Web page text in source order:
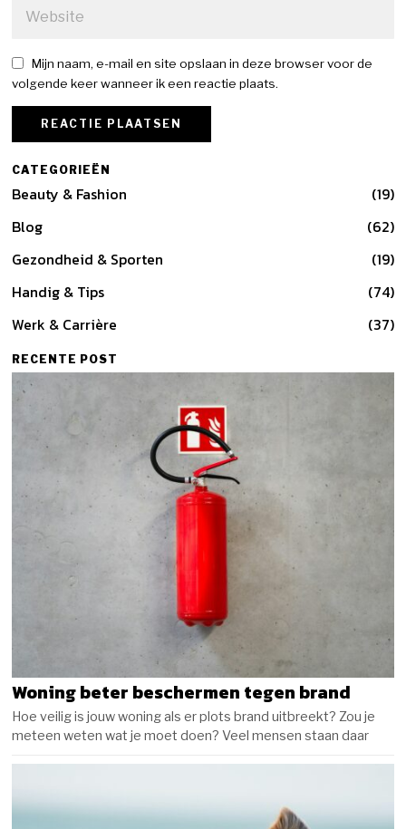
Mijn naam, e-mail en site opslaan in deze browser voor de
volgende keer wanneer ik een reactie plaats.
CATEGORIEËN
Beauty & Fashion
19
Blog
62
Gezondheid & Sporten
19
Handig & Tips
74
Werk & Carrière
37
RECENTE POST
Woning beter beschermen tegen brand
Hoe veilig is jouw woning als er plots brand uitbreekt? Zou je
meteen weten wat je moet doen? Veel mensen staan daar